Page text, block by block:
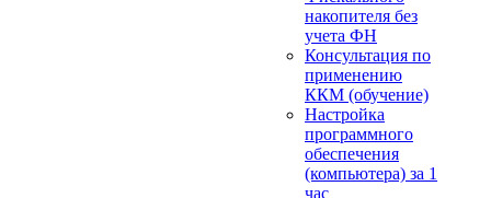
накопителя без
учета ФН
Консультация по
применению
ККМ (обучение)
Настройка
программного
обеспечения
(компьютера) за 1
час